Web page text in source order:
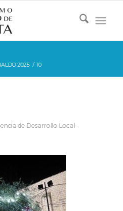
2025 / 10
de Desarrollo Local -